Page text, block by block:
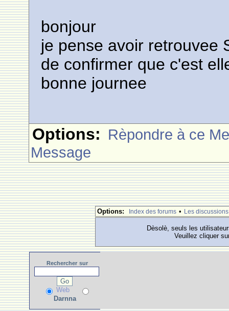
bonjour
je pense avoir retrouvee
de confirmer que c'est
bonne journee
Options: Rèpondre à ce
Message
Options: Index des forums • Les discussions
Dèsolè, seuls les
Veuillez cliquer
Rechercher sur
Web
Darnna